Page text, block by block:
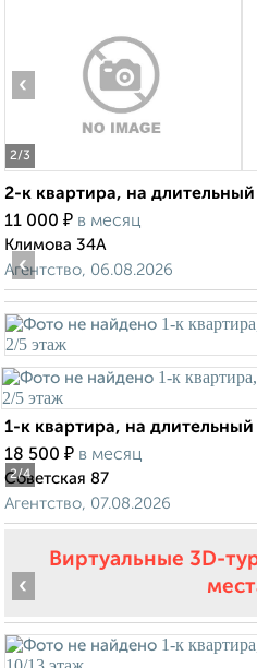
2/3
‹
2-к квартира, на
11 000 ₽ в месяц
Климова 34А
Агентство, 06.08.2026
2/4
‹
1-к квартира, на
18 500 ₽ в месяц
Советская 87
Агентство, 07.08.2026
Виртуальные 3D-
‹